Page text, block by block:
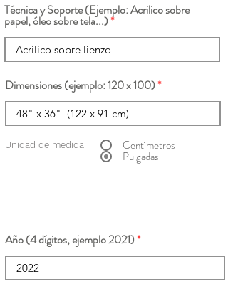
Técnica y Soporte (Ejemplo: Acrilico sobre
papel, óleo sobre tela...)
Dimensiones (ejemplo: 120 x 100)
Unidad de medida Centímetros
Pulgadas
Año (4 dígitos, ejemplo 2021)